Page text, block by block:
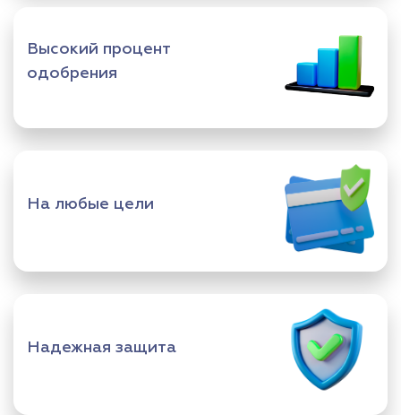
Высокий процент
одобрения
На любые цели
Надежная защита